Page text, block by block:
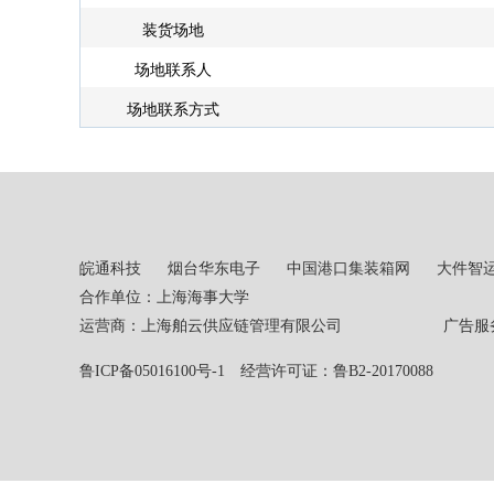
装货场地
场地联系人
场地联系方式
皖通科技 烟台华东电子 中国港口集装箱网
大件智
合作单位：上海海事大学
运营商：上海舶云供应链管理有限公司 广告服务热
鲁ICP备05016100号-1 经营许可证：鲁B2-20170088